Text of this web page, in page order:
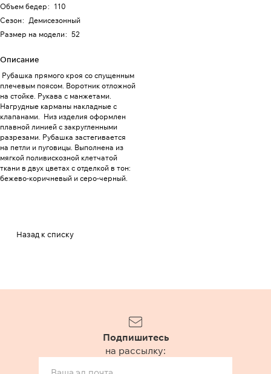
Объем бедер: 110
Сезон: Демисезонный
Размер на модели: 52
Описание
Рубашка прямого кроя со спущенным
плечевым поясом. Воротник отложной
на стойке. Рукава с манжетами.
Нагрудные карманы накладные с
клапанами. Низ изделия оформлен
плавной линией с закругленными
разрезами. Рубашка застегивается
на петли и пуговицы. Выполнена из
мягкой поливискозной клетчатой
ткани в двух цветах с отделкой в тон:
бежево-коричневый и серо-черный.
Назад к списку
Подпишитесь
на рассылку: